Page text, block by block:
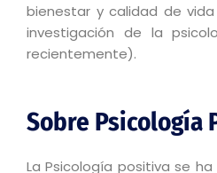
bienestar y calidad de
investigación de la
recientemente).
Sobre Psicología
La Psicología positiva se